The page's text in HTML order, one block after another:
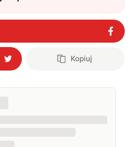
Kopiuj